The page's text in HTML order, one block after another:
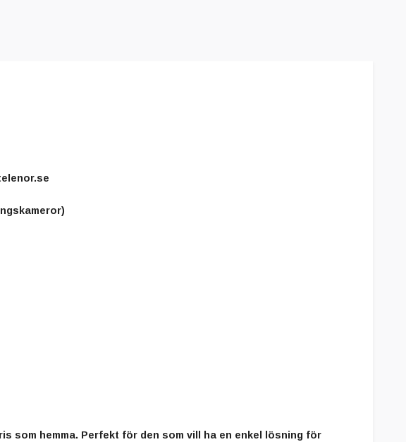
som hemma. Perfekt för den som vill ha en enkel lösning för